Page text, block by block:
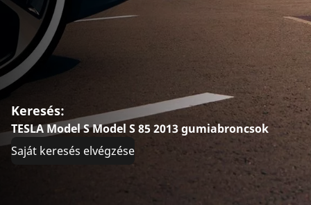
Keresés:
TESLA Model S Model S 85 2013 gumiabroncsok
Saját keresés elvégzése